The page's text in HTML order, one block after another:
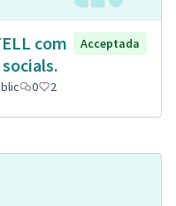
com
Acceptada
0 2